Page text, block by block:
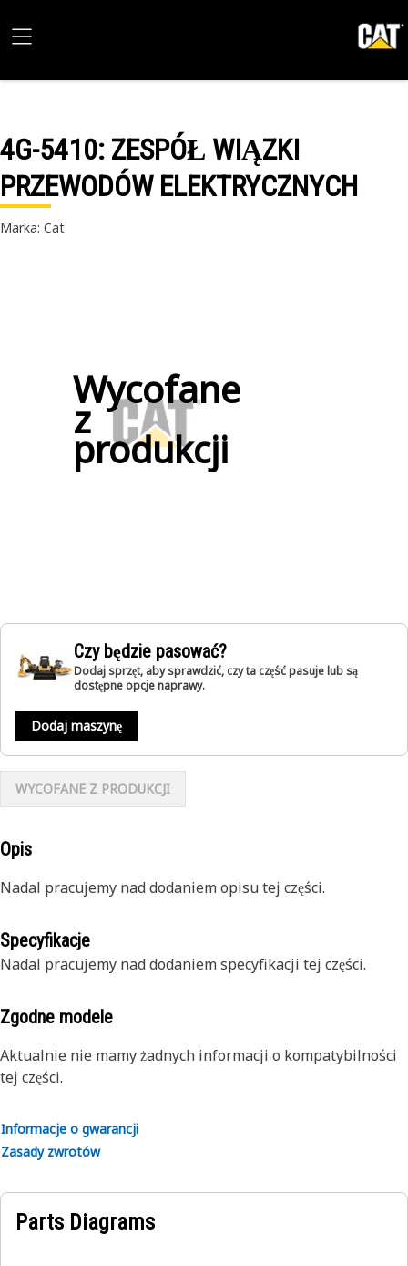
4G-5410: ZESPÓŁ WIĄZKI
PRZEWODÓW ELEKTRYCZNYCH
Marka: Cat
Wycofane
z
produkcji
Czy będzie pasować?
Dodaj sprzęt, aby sprawdzić, czy ta część pasuje lub są
dostępne opcje naprawy.
Dodaj maszynę
WYCOFANE Z PRODUKCJI
Opis
Nadal pracujemy nad dodaniem opisu tej części.
Specyfikacje
Nadal pracujemy nad dodaniem specyfikacji tej części.
Zgodne modele
Aktualnie nie mamy żadnych informacji o kompatybilności
tej części.
Informacje o gwarancji
Zasady zwrotów
Parts Diagrams